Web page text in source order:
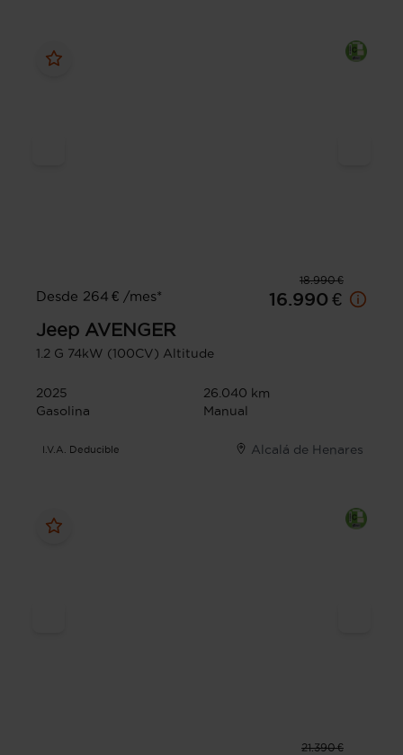
18.990 €
Desde 264 € /mes*
16.990 €
Jeep AVENGER
1.2 G 74kW (100CV) Altitude
2025
26.040 km
Gasolina
Manual
I.V.A. Deducible Alcalá de Henares
21.390 €